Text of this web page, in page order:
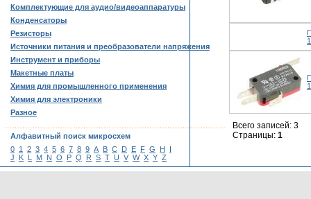
Комплектующие для аудио/видеоаппаратуры
Конденсаторы
Резисторы
Источники питания и преобразователи напряжения
Инструмент и приборы
Макетные платы
Химия для промышленного применения
Химия для электроники
Разное
Алфавитный поиск микросхем
0 1 2 3 4 5 6 7 8 9 A B C D E F G H
I
J
K L M N O P Q R S T U V W X Y Z
Всего записей: 3
Страницы: 1